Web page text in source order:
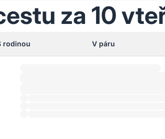
za 10
rodinou V páru